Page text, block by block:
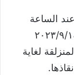
الساعة
من تاريخ اليوم الواقع في ٢٠٢٣/٩/١٤
لغاية